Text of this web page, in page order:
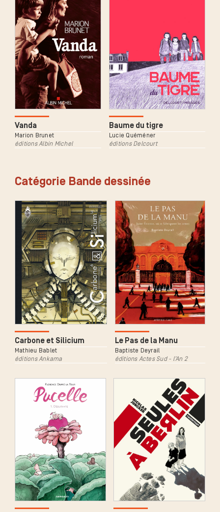
Vanda
Marion Brunet
éditions Albin Michel
Baume du tigre
Lucie Quéméner
éditions Delcourt
Catégorie Bande dessinée
Carbone et Silicium
Mathieu Bablet
éditions Ankama
Le Pas de la Manu
Baptiste Deyrail
éditions Actes Sud - l’An 2